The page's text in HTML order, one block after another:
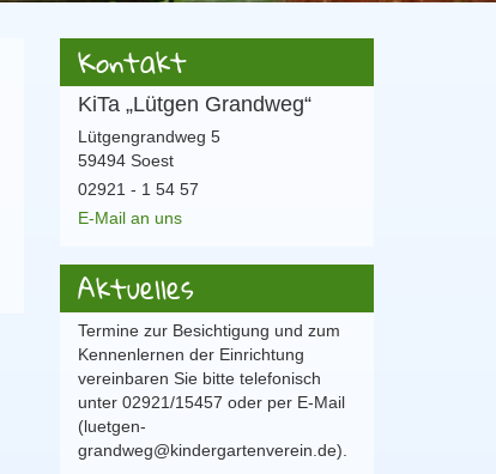
Kontakt
KiTa „Lütgen Grandweg“
Lütgengrandweg 5
59494 Soest
02921 - 1 54 57
E-Mail an uns
Aktuelles
Termine zur Besichtigung und zum
Kennenlernen der Einrichtung
vereinbaren Sie bitte telefonisch
unter 02921/15457 oder per E-Mail
(luetgen-
grandweg@kindergartenverein.de).